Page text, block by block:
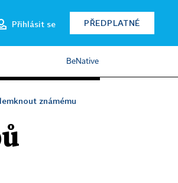
Přihlásit se PŘEDPLATNÉ
BeNative
známému